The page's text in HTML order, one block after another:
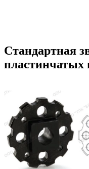
Стандартная
пластинчатых